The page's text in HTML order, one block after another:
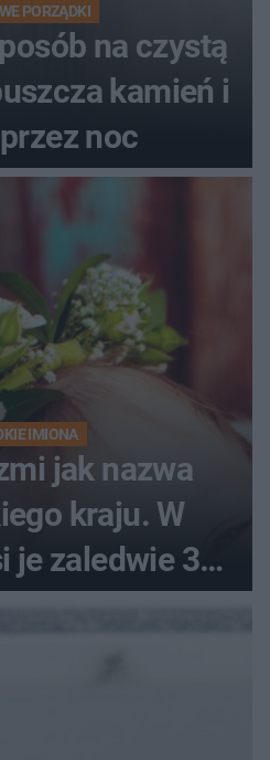
PORZĄDKI
na czystą
kamień i
noc
IMIONA
jak nazwa
kraju. W
je zaledwie 3